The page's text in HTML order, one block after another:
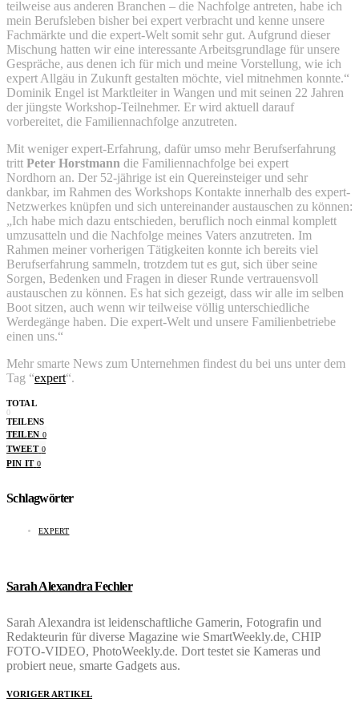
teilweise aus anderen Branchen – die Nachfolge antreten, habe ich
mein Berufsleben bisher bei expert verbracht und kenne unsere
Fachmärkte und die expert-Welt somit sehr gut. Aufgrund dieser
Mischung hatten wir eine interessante Arbeitsgrundlage für unsere
Gespräche, aus denen ich für mich und meine Vorstellung, wie ich
expert Allgäu in Zukunft gestalten möchte, viel mitnehmen konnte.“
Dominik Engel ist Marktleiter in Wangen und mit seinen 22 Jahren
der jüngste Workshop-Teilnehmer. Er wird aktuell darauf
vorbereitet, die Familiennachfolge anzutreten.
Mit weniger expert-Erfahrung, dafür umso mehr Berufserfahrung
tritt Peter Horstmann die Familiennachfolge bei expert
Nordhorn an. Der 52-jährige ist ein Quereinsteiger und sehr
dankbar, im Rahmen des Workshops Kontakte innerhalb des expert-
Netzwerkes knüpfen und sich untereinander austauschen zu können:
„Ich habe mich dazu entschieden, beruflich noch einmal komplett
umzusatteln und die Nachfolge meines Vaters anzutreten. Im
Rahmen meiner vorherigen Tätigkeiten konnte ich bereits viel
Berufserfahrung sammeln, trotzdem tut es gut, sich über seine
Sorgen, Bedenken und Fragen in dieser Runde vertrauensvoll
austauschen zu können. Es hat sich gezeigt, dass wir alle im selben
Boot sitzen, auch wenn wir teilweise völlig unterschiedliche
Werdegänge haben. Die expert-Welt und unsere Familienbetriebe
einen uns.“
Mehr smarte News zum Unternehmen findest du bei uns unter dem
Tag “expert“.
TOTAL
0
TEILENS
TEILEN 0
TWEET 0
PIN IT 0
Schlagwörter
EXPERT
Sarah Alexandra Fechler
Sarah Alexandra ist leidenschaftliche Gamerin, Fotografin und
Redakteurin für diverse Magazine wie SmartWeekly.de, CHIP
FOTO-VIDEO, PhotoWeekly.de. Dort testet sie Kameras und
probiert neue, smarte Gadgets aus.
VORIGER ARTIKEL